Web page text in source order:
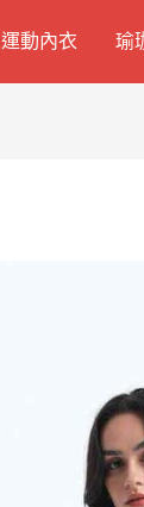
運動內衣 瑜